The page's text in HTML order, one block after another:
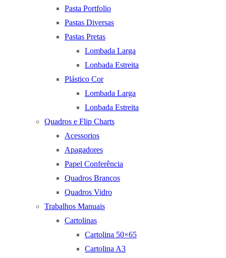
Pasta Portfolio
Pastas Diversas
Pastas Pretas
Lombada Larga
Lonbada Estreita
Plástico Cor
Lombada Larga
Lonbada Estreita
Quadros e Flip Charts
Acessorios
Apagadores
Papel Conferência
Quadros Brancos
Quadros Vidro
Trabalhos Manuais
Cartolinas
Cartolina 50×65
Cartolina A3